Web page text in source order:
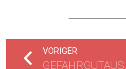
VORIGER